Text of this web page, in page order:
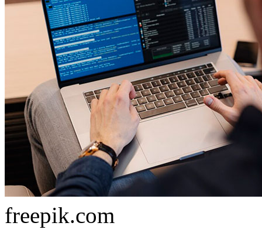
freepik.com